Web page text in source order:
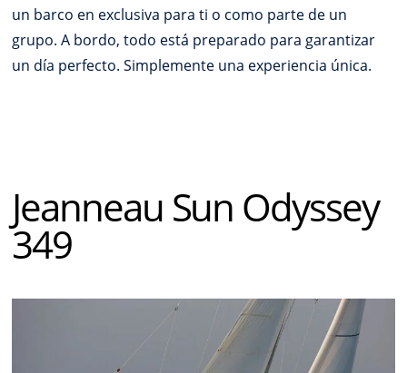
un barco en exclusiva para ti o como parte de un
grupo. A bordo, todo está preparado para garantizar
un día perfecto. Simplemente una experiencia única.
Jeanneau Sun Odyssey
349